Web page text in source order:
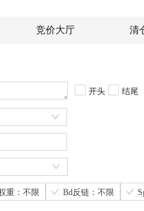
竞价大厅 清
开头 结尾
重：不限 Bd反链：不限